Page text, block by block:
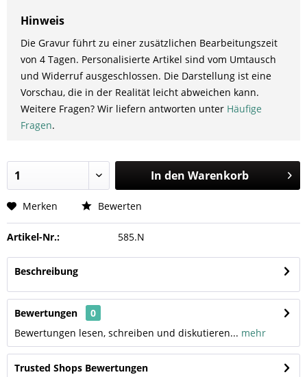
Hinweis
Die Gravur führt zu einer zusätzlichen Bearbeitungszeit
von 4 Tagen. Personalisierte Artikel sind vom Umtausch
und Widerruf ausgeschlossen. Die Darstellung ist eine
Vorschau, die in der Realität leicht abweichen kann.
Weitere Fragen? Wir liefern antworten unter Häufige
Fragen.
In den Warenkorb
Merken Bewerten
Artikel-Nr.: 585.N
Beschreibung
Bewertungen
0
Bewertungen lesen, schreiben und diskutieren... mehr
Trusted Shops Bewertungen